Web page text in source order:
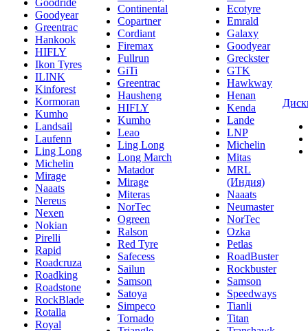
Goodride
Goodyear
Greentrac
Hankook
HIFLY
Ikon Tyres
ILINK
Kinforest
Kormoran
Kumho
Landsail
Laufenn
Ling Long
Michelin
Mirage
Naaats
Nereus
Nexen
Nokian
Pirelli
Rapid
Roadcruza
Roadking
Roadstone
RockBlade
Rotalla
Royal
Continental
Copartner
Cordiant
Firemax
Fullrun
GiTi
Greentrac
Hausheng
HIFLY
Kumho
Leao
Ling Long
Long March
Matador
Mirage
Miteras
NorTec
Ogreen
Ralson
Red Tyre
Safecess
Sailun
Samson
Satoya
Simpeco
Tornado
Ecotyre
Emrald
Galaxy
Goodyear
Greckster
GTK
Hawkway
Henan
Kenda
Lande
LNP
Michelin
Mitas
MRL
(Индия)
Naaats
Neumaster
NorTec
Ozka
Petlas
RoadBuster
Rockbuster
Samson
Speedways
Tianli
Titan